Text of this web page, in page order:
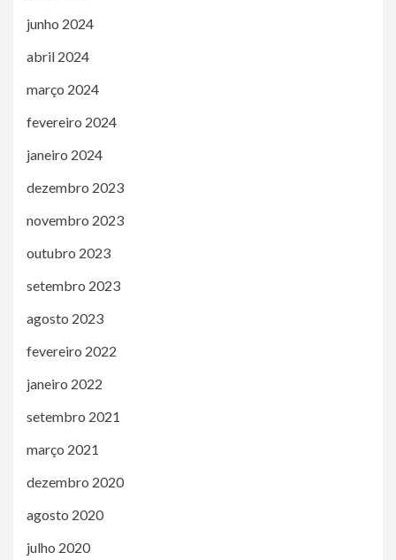
junho 2024
abril 2024
março 2024
fevereiro 2024
janeiro 2024
dezembro 2023
novembro 2023
outubro 2023
setembro 2023
agosto 2023
fevereiro 2022
janeiro 2022
setembro 2021
março 2021
dezembro 2020
agosto 2020
julho 2020